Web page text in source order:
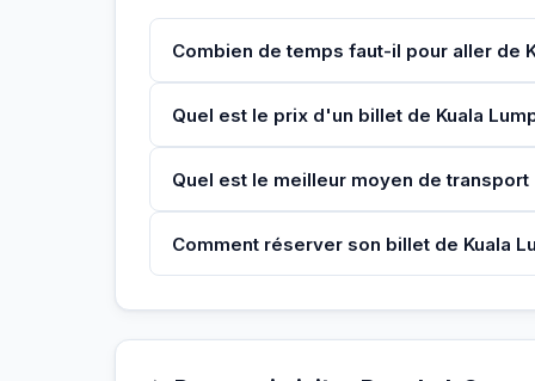
Combien de temps faut-il pour aller de
Quel est le prix d'un billet de Kuala
Quel est le meilleur moyen de transport
Comment réserver son billet de Kuala